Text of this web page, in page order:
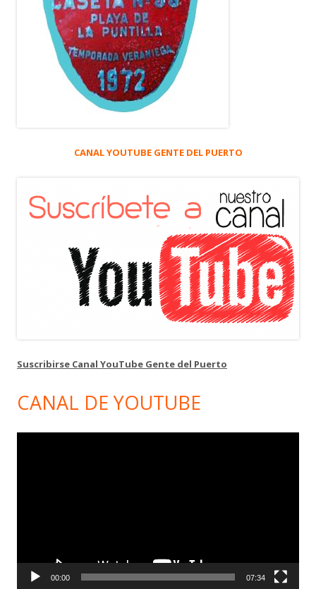
CANAL YOUTUBE GENTE DEL PUERTO
Suscribirse Canal YouTube Gente del Puerto
CANAL DE YOUTUBE
00:00 07:34